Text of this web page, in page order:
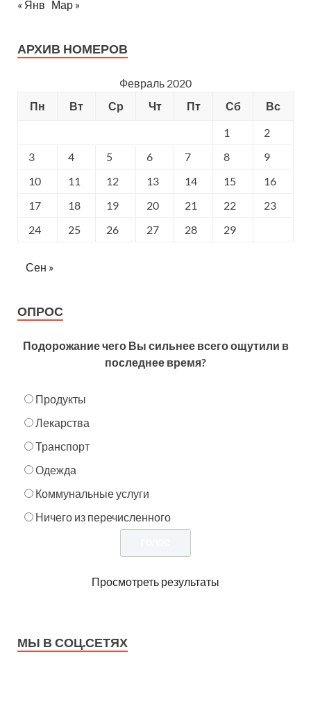
« Янв Мар »
АРХИВ НОМЕРОВ
Февраль 2020
Пн
Вт Ср Чт Пт Сб
Вс
1
2
3
4 5 6 7 8
9
10
11 12 13 14 15
16
17
18 19 20 21 22
23
24
25 26 27 28 29
Сен »
ОПРОС
Подорожание чего Вы сильнее всего ощутили в
последнее время?
Продукты
Лекарства
Транспорт
Одежда
Коммунальные услуги
Ничего из перечисленного
Просмотреть результаты
МЫ В СОЦ.СЕТЯХ